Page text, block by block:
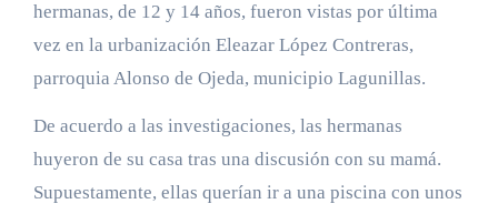
hermanas, de 12 y 14 años, fueron vistas por última
vez en la urbanización Eleazar López Contreras,
parroquia Alonso de Ojeda, municipio Lagunillas.
De acuerdo a las investigaciones, las hermanas
huyeron de su casa tras una discusión con su mamá.
Supuestamente, ellas querían ir a una piscina con unos